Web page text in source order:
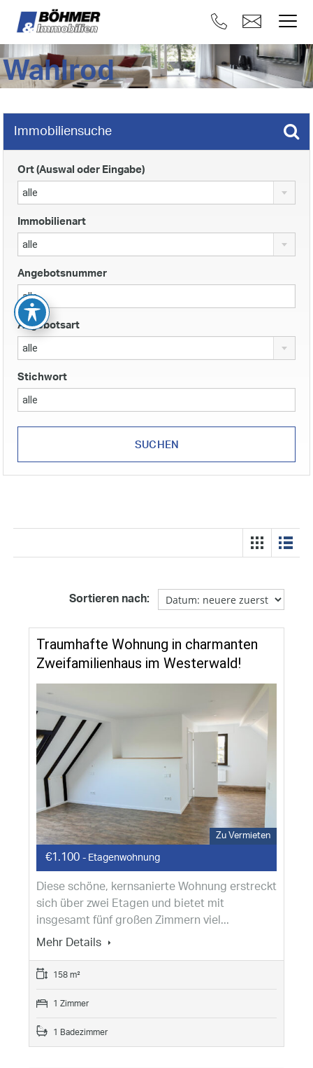
Wahlrod
Sortieren nach:
Traumhafte Wohnung in charmanten
Zweifamilienhaus im Westerwald!
Zu Vermieten
€1.100 - Etagenwohnung
Diese schöne, kernsanierte Wohnung erstreckt
sich über zwei Etagen und bietet mit
insgesamt fünf großen Zimmern viel...
Mehr Details
158 m²
1 Zimmer
1 Badezimmer
Immobiliensuche
Ort (Auswal oder Eingabe)
alle
Immobilienart
alle
Angebotsnummer
Angebotsart
alle
Stichwort